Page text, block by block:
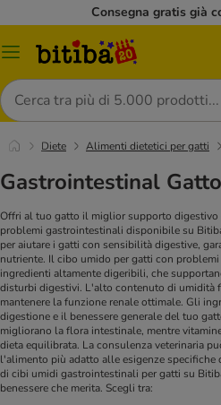
Consegna gratis già
Overview
Cerca
Diete Alimenti dietetici per gatti
Gastrointestinal
Offri al tuo gatto il miglior supporto
problemi gastrointestinali disponibile su
per aiutare i gatti con sensibilità digestive,
nutriente. Il cibo umido per gatti con
ingredienti altamente digeribili, che
disturbi digestivi. L'alto contenuto di umidità
mantenere la funzione renale ottimale. Gli
digestione e il benessere generale del tuo
migliorano la flora intestinale, mentre
dieta equilibrata. La consulenza veterinaria
l'alimento più adatto alle esigenze specifiche
di cibi umidi gastrointestinali per gatti su
benessere che merita. Scegli tra: